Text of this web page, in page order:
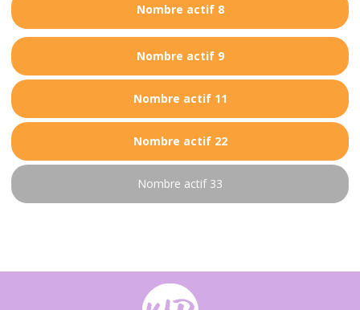
Nombre actif 8
Nombre actif 9
Nombre actif 11
Nombre actif 22
Nombre actif 33